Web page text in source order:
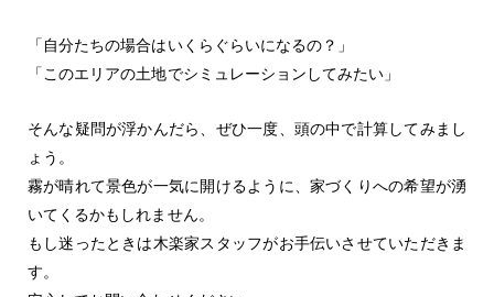
「自分たちの場合はいくらぐらいになるの？」
「このエリアの土地でシミュレーションしてみたい」
そんな疑問が浮かんだら、ぜひ一度、頭の中で計算してみまし
ょう。
霧が晴れて景色が一気に開けるように、家づくりへの希望が湧
いてくるかもしれません。
もし迷ったときは木楽家スタッフがお手伝いさせていただきま
す。